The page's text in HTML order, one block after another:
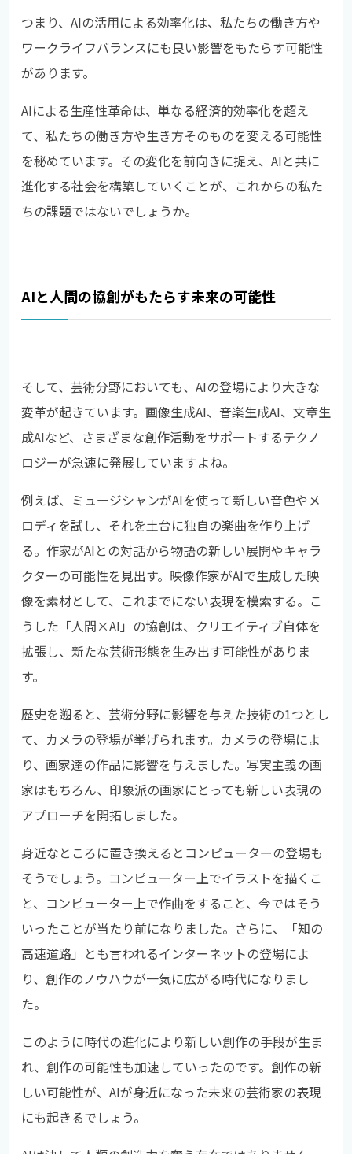
つまり、AIの活用による効率化は、私たちの働き方や
ワークライフバランスにも良い影響をもたらす可能性
があります。
AIによる生産性革命は、単なる経済的効率化を超え
て、私たちの働き方や生き方そのものを変える可能性
を秘めています。その変化を前向きに捉え、AIと共に
進化する社会を構築していくことが、これからの私た
ちの課題ではないでしょうか。
AIと人間の協創がもたらす未来の可能性
そして、芸術分野においても、AIの登場により大きな
変革が起きています。画像生成AI、音楽生成AI、文章生
成AIなど、さまざまな創作活動をサポートするテクノ
ロジーが急速に発展していますよね。
例えば、ミュージシャンがAIを使って新しい音色やメ
ロディを試し、それを土台に独自の楽曲を作り上げ
る。作家がAIとの対話から物語の新しい展開やキャラ
クターの可能性を見出す。映像作家がAIで生成した映
像を素材として、これまでにない表現を模索する。こ
うした「人間×AI」の協創は、クリエイティブ自体を
拡張し、新たな芸術形態を生み出す可能性がありま
す。
歴史を遡ると、芸術分野に影響を与えた技術の1つとし
て、カメラの登場が挙げられます。カメラの登場によ
り、画家達の作品に影響を与えました。写実主義の画
家はもちろん、印象派の画家にとっても新しい表現の
アプローチを開拓しました。
身近なところに置き換えるとコンピューターの登場も
そうでしょう。コンピューター上でイラストを描くこ
と、コンピューター上で作曲をすること、今ではそう
いったことが当たり前になりました。さらに、「知の
高速道路」とも言われるインターネットの登場によ
り、創作のノウハウが一気に広がる時代になりまし
た。
このように時代の進化により新しい創作の手段が生ま
れ、創作の可能性も加速していったのです。創作の新
しい可能性が、AIが身近になった未来の芸術家の表現
にも起きるでしょう。